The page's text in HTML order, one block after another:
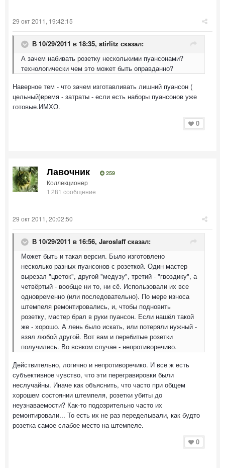
29 окт 2011, 19:42:15
В 10/29/2011 в 18:35, stirlitz сказал:
А зачем набивать розетку несколькими пуансонами?
технологически чем это может быть оправданно?
Наверное тем - что зачем изготавливать лишний пуансон (
цельный)время - затраты - если есть наборы пуансонов уже
готовые.ИМХО.
0
Лавочник 259
Коллекционер
1 281 сообщение
29 окт 2011, 20:02:50
В 10/29/2011 в 16:56, Jaroslaff сказал:
Может быть и такая версия. Было изготовлено
несколько разных пуансонов с розеткой. Один мастер
вырезал "цветок", другой "медузу", третий - "гвоздику", а
четвёртый - вообще ни то, ни сё. Использовали их все
одновременно (или последовательно). По мере износа
штемпеля ремонтировались, и, чтобы подновить
розетку, мастер брал в руки пуансон. Если нашёл такой
же - хорошо. А лень было искать, или потеряли нужный -
взял любой другой. Вот вам и перебитые розетки
получились. Во всяком случае - непротиворечиво.
Действительно, логично и непротиворечико. И все ж есть
субъективное чувство, что эти перегравировки были
неслучайны. Иначе как объяснить, что часто при общем
хорошем состоянии штемпеля, розетки убиты до
неузнаваемости? Как-то подозрительно часто их
ремонтировали... То есть их не раз переделывали, как будто
розетка самое слабое место на штемпеле.
0